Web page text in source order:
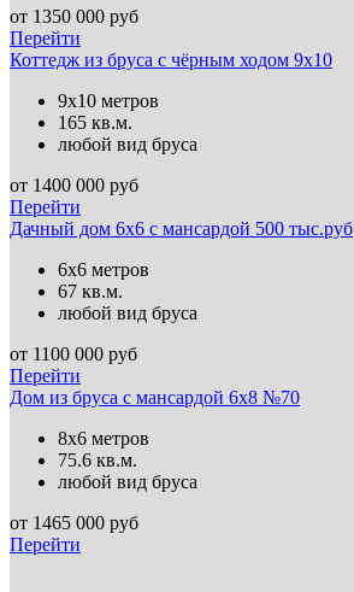
от 1350 000 руб
Перейти
Коттедж из бруса с чёрным ходом 9х10
9х10 метров
165 кв.м.
любой вид бруса
от 1400 000 руб
Перейти
Дачный дом 6х6 с мансардой 500 тыс.руб
6х6 метров
67 кв.м.
любой вид бруса
от 1100 000 руб
Перейти
Дом из бруса с мансардой 6х8 №70
8х6 метров
75.6 кв.м.
любой вид бруса
от 1465 000 руб
Перейти